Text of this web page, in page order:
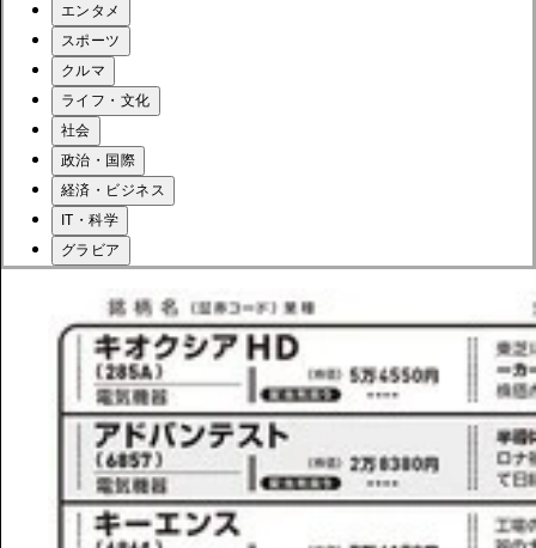
エンタメ
スポーツ
クルマ
ライフ・文化
社会
政治・国際
経済・ビジネス
IT・科学
グラビア